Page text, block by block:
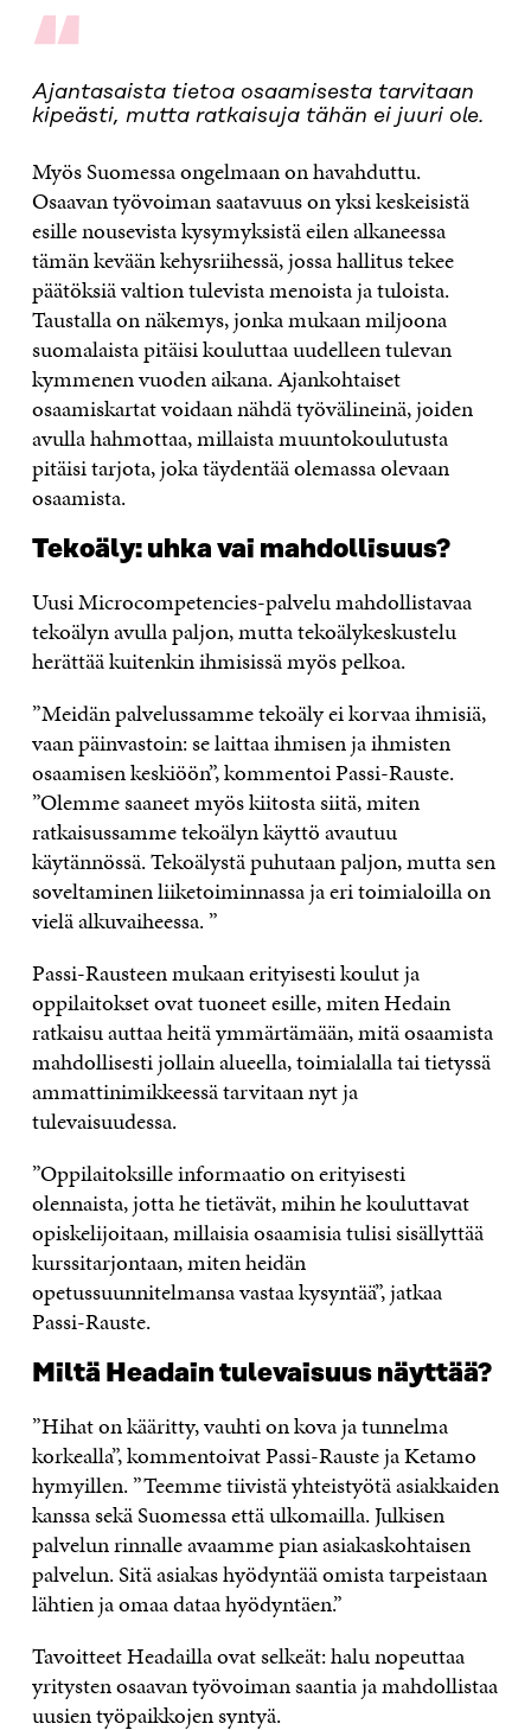
“
Ajantasaista tietoa osaamisesta tarvitaan
kipeästi, mutta ratkaisuja tähän ei juuri ole.
Myös Suomessa ongelmaan on havahduttu.
Osaavan työvoiman saatavuus on yksi keskeisistä
esille nousevista kysymyksistä eilen alkaneessa
tämän kevään kehysriihessä, jossa hallitus tekee
päätöksiä valtion tulevista menoista ja tuloista.
Taustalla on näkemys, jonka mukaan miljoona
suomalaista pitäisi kouluttaa uudelleen tulevan
kymmenen vuoden aikana. Ajankohtaiset
osaamiskartat voidaan nähdä työvälineinä, joiden
avulla hahmottaa, millaista muuntokoulutusta
pitäisi tarjota, joka täydentää olemassa olevaan
osaamista.
Tekoäly: uhka vai mahdollisuus?
Uusi Microcompetencies-palvelu mahdollistavaa
tekoälyn avulla paljon, mutta tekoälykeskustelu
herättää kuitenkin ihmisissä myös pelkoa.
”Meidän palvelussamme tekoäly ei korvaa ihmisiä,
vaan päinvastoin: se laittaa ihmisen ja ihmisten
osaamisen keskiöön”, kommentoi Passi-Rauste.
”Olemme saaneet myös kiitosta siitä, miten
ratkaisussamme tekoälyn käyttö avautuu
käytännössä. Tekoälystä puhutaan paljon, mutta sen
soveltaminen liiketoiminnassa ja eri toimialoilla on
vielä alkuvaiheessa. ”
Passi-Rausteen mukaan erityisesti koulut ja
oppilaitokset ovat tuoneet esille, miten Hedain
ratkaisu auttaa heitä ymmärtämään, mitä osaamista
mahdollisesti jollain alueella, toimialalla tai tietyssä
ammattinimikkeessä tarvitaan nyt ja
tulevaisuudessa.
”Oppilaitoksille informaatio on erityisesti
olennaista, jotta he tietävät, mihin he kouluttavat
opiskelijoitaan, millaisia osaamisia tulisi sisällyttää
kurssitarjontaan, miten heidän
opetussuunnitelmansa vastaa kysyntää”, jatkaa
Passi-Rauste.
Miltä Headain tulevaisuus näyttää?
”Hihat on kääritty, vauhti on kova ja tunnelma
korkealla”, kommentoivat Passi-Rauste ja Ketamo
hymyillen. ”Teemme tiivistä yhteistyötä asiakkaiden
kanssa sekä Suomessa että ulkomailla. Julkisen
palvelun rinnalle avaamme pian asiakaskohtaisen
palvelun. Sitä asiakas hyödyntää omista tarpeistaan
lähtien ja omaa dataa hyödyntäen.”
Tavoitteet Headailla ovat selkeät: halu nopeuttaa
yritysten osaavan työvoiman saantia ja mahdollistaa
uusien työpaikkojen syntyä.